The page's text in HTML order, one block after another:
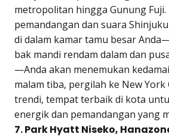
metropolitan hingga Gunung
pemandangan dan suara
di dalam kamar tamu besar
bak mandi rendam dalam dan
—Anda akan menemukan
malam tiba, pergilah ke New York
trendi, tempat terbaik di kota
energik dan pemandangan yang
7. Park Hyatt Niseko,